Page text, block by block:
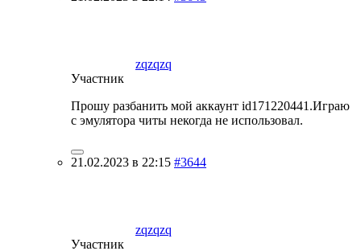
zqzqzq
Участник
Прошу разбанить мой аккаунт id171220441.Играю
с эмулятора читы некогда не использовал.
21.02.2023 в 22:15 #3644
zqzqzq
Участник